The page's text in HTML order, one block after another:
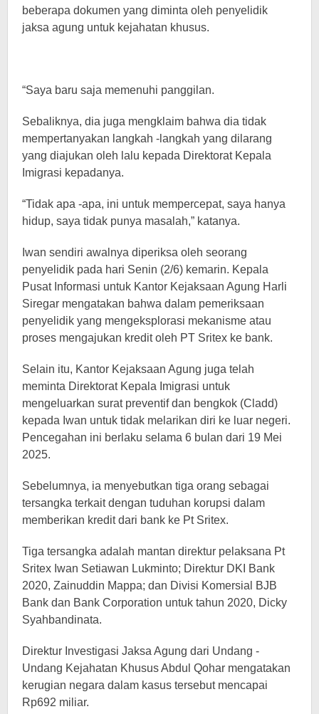
beberapa dokumen yang diminta oleh penyelidik
jaksa agung untuk kejahatan khusus.
“Saya baru saja memenuhi panggilan.
Sebaliknya, dia juga mengklaim bahwa dia tidak
mempertanyakan langkah -langkah yang dilarang
yang diajukan oleh lalu kepada Direktorat Kepala
Imigrasi kepadanya.
“Tidak apa -apa, ini untuk mempercepat, saya hanya
hidup, saya tidak punya masalah,” katanya.
Iwan sendiri awalnya diperiksa oleh seorang
penyelidik pada hari Senin (2/6) kemarin. Kepala
Pusat Informasi untuk Kantor Kejaksaan Agung Harli
Siregar mengatakan bahwa dalam pemeriksaan
penyelidik yang mengeksplorasi mekanisme atau
proses mengajukan kredit oleh PT Sritex ke bank.
Selain itu, Kantor Kejaksaan Agung juga telah
meminta Direktorat Kepala Imigrasi untuk
mengeluarkan surat preventif dan bengkok (Cladd)
kepada Iwan untuk tidak melarikan diri ke luar negeri.
Pencegahan ini berlaku selama 6 bulan dari 19 Mei
2025.
Sebelumnya, ia menyebutkan tiga orang sebagai
tersangka terkait dengan tuduhan korupsi dalam
memberikan kredit dari bank ke Pt Sritex.
Tiga tersangka adalah mantan direktur pelaksana Pt
Sritex Iwan Setiawan Lukminto; Direktur DKI Bank
2020, Zainuddin Mappa; dan Divisi Komersial BJB
Bank dan Bank Corporation untuk tahun 2020, Dicky
Syahbandinata.
Direktur Investigasi Jaksa Agung dari Undang -
Undang Kejahatan Khusus Abdul Qohar mengatakan
kerugian negara dalam kasus tersebut mencapai
Rp692 miliar.